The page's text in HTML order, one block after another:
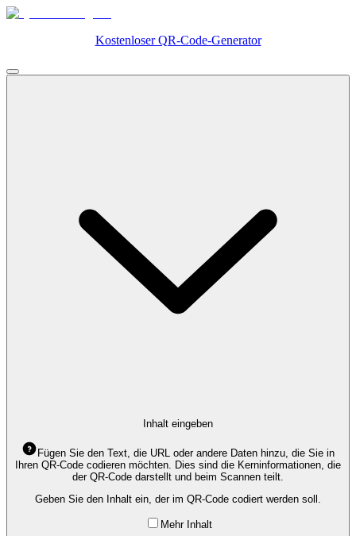
Kostenloser QR-Code-Generator
Inhalt eingeben
Fügen Sie den Text, die URL oder andere Daten hinzu, die Sie in
Ihren QR-Code codieren möchten. Dies sind die Kerninformationen, die
der QR-Code darstellt und beim Scannen teilt.
Geben Sie den Inhalt ein, der im QR-Code codiert werden soll.
Mehr Inhalt